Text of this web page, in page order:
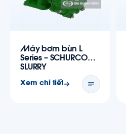
Máy bơm bùn L
Series – SCHURCO
SLURRY
Xem chi tiết